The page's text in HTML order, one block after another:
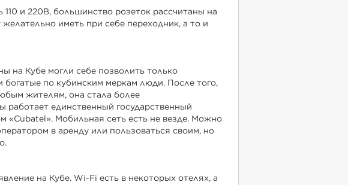
и 220В, большинство розеток рассчитаны на
иметь при себе переходник, а то и
на Кубе могли себе позволить только
богатые по кубинским меркам люди. После того,
жителям, она стала более
работает единственный государственный
«Cubatel». Мобильная сеть есть не везде. Можно
в аренду или пользоваться своим, но
на Кубе. Wi-Fi есть в некоторых отелях, а